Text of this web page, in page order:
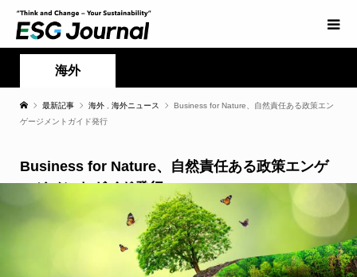
海外
最新記事 海外 海外ニュース
Business for Nature、自然責任ある政策エン
ゲージメントガイド発行
Business for Nature、自然責任ある政策エンゲ
ージメントガイド発行